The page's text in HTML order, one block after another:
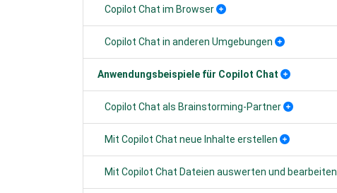
Copilot Chat im Browser
Copilot Chat in anderen Umgebungen
Anwendungsbeispiele für Copilot Chat
Copilot Chat als Brainstorming-Partner
Mit Copilot Chat neue Inhalte erstellen
Mit Copilot Chat Dateien auswerten und bearbeiten